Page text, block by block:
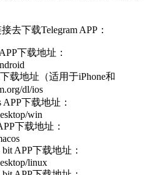
去下载Telegram APP：
下载地址：
载地址（适用于iPhone和
dl/ios
APP下载地址：
win
下载地址：
APP下载地址：
linux